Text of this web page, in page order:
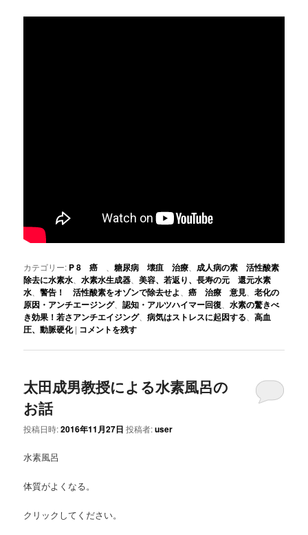
カテゴリー: P 8 癌 、糖尿病 壊疽 治療
成人病の素 活性酸素
除去に水素水 、水素水生成器 、美容、若返り、長寿の元 還元水素
水 、警告！ 活性酸素をオゾンで除去せよ 、癌 治療 意見 、老化の
原因・アンチエージング、認知・アルツハイマー回復 、水素の驚きべ
き効果！若さアンチエイジング、病気はストレスに起因する 、高血
圧、動脈硬化 | コメントを残す
太田成男教授による水素風呂の
お話
投稿日時:2016年11月27日 投稿者:user
水素風呂
体質がよくなる。
クリックしてください。